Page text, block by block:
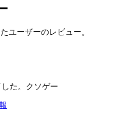
ユーザーのレビュー。
た。クソゲー